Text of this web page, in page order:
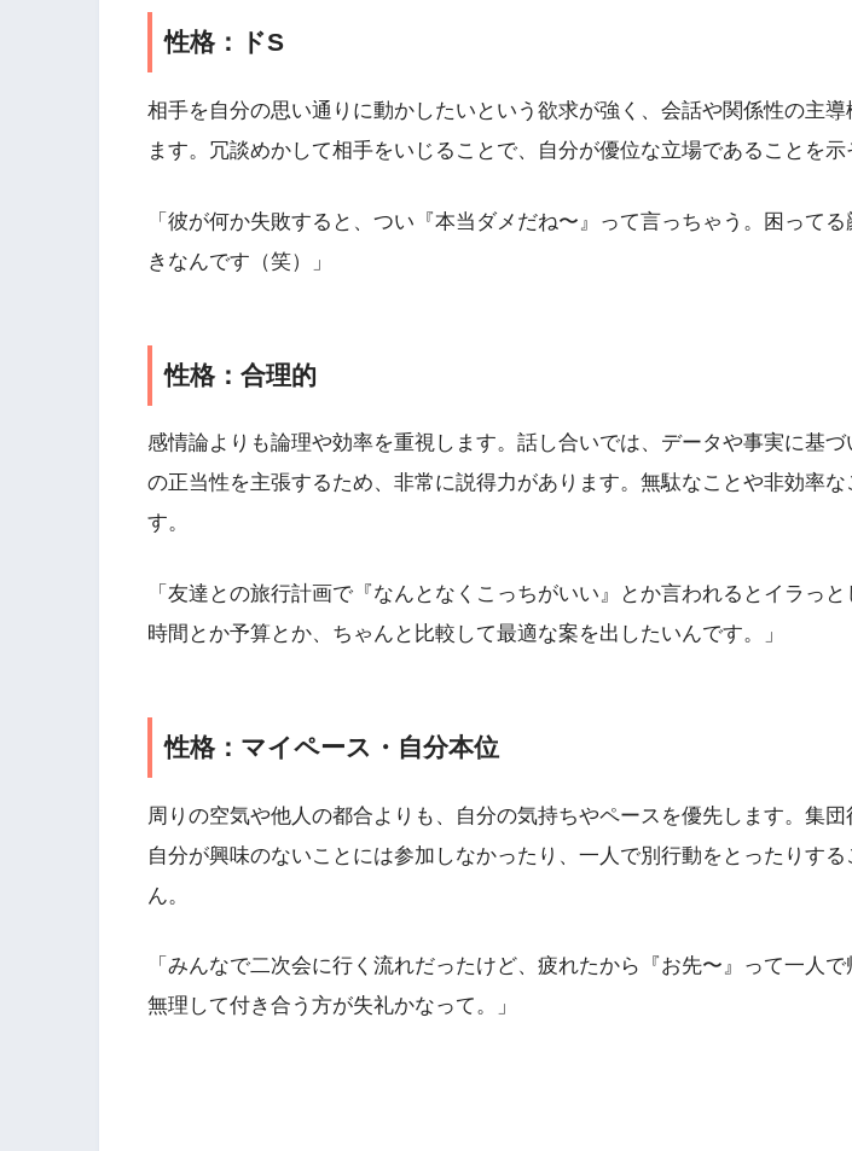
性格：ドS
相手を自分の思い通りに動かしたいという欲求が強く、会話や関係性の主導
ます。冗談めかして相手をいじることで、自分が優位な立場であることを示
「彼が何か失敗すると、つい『本当ダメだね〜』って言っちゃう。困って
きなんです（笑）」
性格：合理的
感情論よりも論理や効率を重視します。話し合いでは、データや事実に基
の正当性を主張するため、非常に説得力があります。無駄なことや非効率
す。
「友達との旅行計画で『なんとなくこっちがいい』とか言われるとイラっ
時間とか予算とか、ちゃんと比較して最適な案を出したいんです。」
性格：マイペース・自分本位
周りの空気や他人の都合よりも、自分の気持ちやペースを優先します。集団
自分が興味のないことには参加しなかったり、一人で別行動をとったりす
ん。
「みんなで二次会に行く流れだったけど、疲れたから『お先〜』って一人で
無理して付き合う方が失礼かなって。」